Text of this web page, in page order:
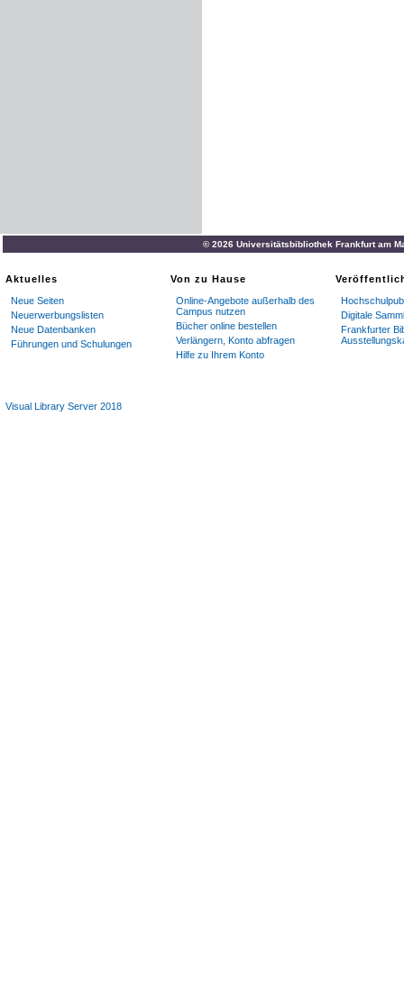
© 2026 Universitätsbibliothek Frankfurt am
Aktuelles
Neue Seiten
Neuerwerbungslisten
Neue Datenbanken
Führungen und Schulungen
Von zu Hause
Online-Angebote außerhalb des
Campus nutzen
Bücher online bestellen
Verlängern, Konto abfragen
Hilfe zu Ihrem Konto
Digitale
Frankfurter
Visual Library Server 2018